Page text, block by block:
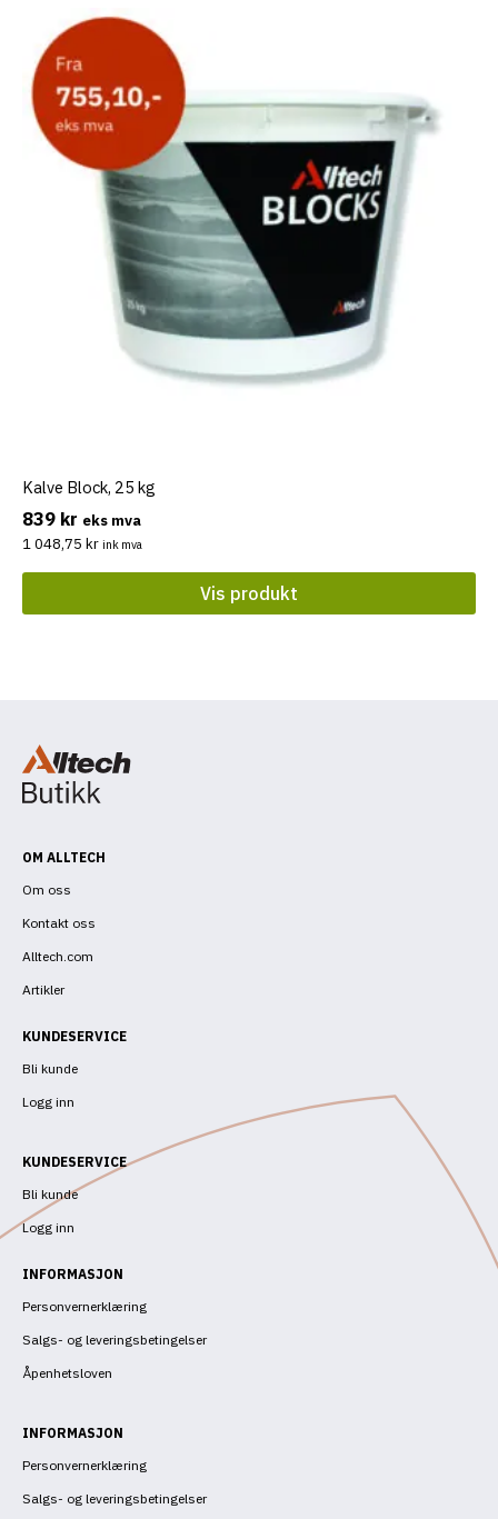
Kalve Block, 25 kg
839 kr eks mva
1 048,75 kr ink mva
Vis produkt
OM ALLTECH
Om oss
Kontakt oss
Alltech.com
Artikler
KUNDESERVICE
Bli kunde
Logg inn
KUNDESERVICE
Bli kunde
Logg inn
INFORMASJON
Personvernerklæring
Salgs- og leveringsbetingelser
Åpenhetsloven
INFORMASJON
Personvernerklæring
Salgs- og leveringsbetingelser